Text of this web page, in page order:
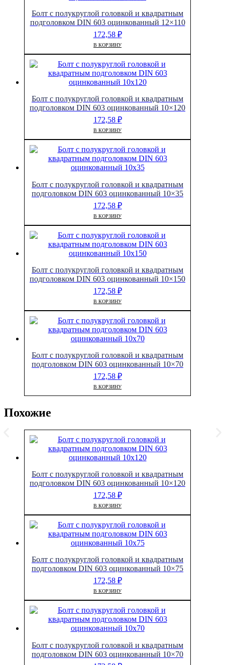
Болт с полукруглой головкой и квадратным
подголовком DIN 603 оцинкованный 12×110
172,58 ₽
В КОРЗИНУ
Болт с полукруглой головкой и квадратным
подголовком DIN 603 оцинкованный 10×120
172,58 ₽
В КОРЗИНУ
Болт с полукруглой головкой и квадратным
подголовком DIN 603 оцинкованный 10×35
172,58 ₽
В КОРЗИНУ
Болт с полукруглой головкой и квадратным
подголовком DIN 603 оцинкованный 10×150
172,58 ₽
В КОРЗИНУ
Болт с полукруглой головкой и квадратным
подголовком DIN 603 оцинкованный 10×70
172,58 ₽
В КОРЗИНУ
Похожие
Болт с полукруглой головкой и квадратным
подголовком DIN 603 оцинкованный 10×120
172,58 ₽
В КОРЗИНУ
Болт с полукруглой головкой и квадратным
подголовком DIN 603 оцинкованный 10×75
172,58 ₽
В КОРЗИНУ
Болт с полукруглой головкой и квадратным
подголовком DIN 603 оцинкованный 10×70